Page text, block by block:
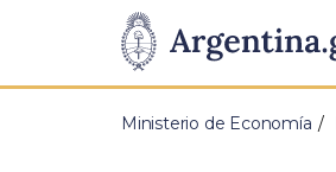
Presidencia
de
Pasar al contenido principal
Ministerio de Economía